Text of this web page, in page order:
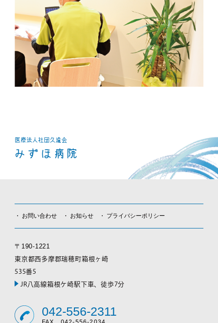
医療法人社団久遠会
みずほ病院
お問い合わせ お知らせ プライバシーポリシー
〒190-1221
東京都西多摩郡瑞穂町箱根ヶ崎
535番5
JR八高線箱根ケ崎駅下車、徒歩7分
042-556-2311